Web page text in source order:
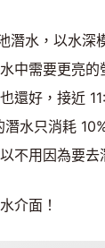
潛水，以水深
中需要更亮
還好，接近
水只消耗
不用因為要去
介面！